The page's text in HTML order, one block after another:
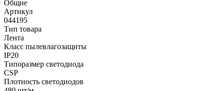
Общие
Артикул
044195
Тип товара
Лента
Класс пылевлагозащиты
IP20
Типоразмер светодиода
CSP
Плотность светодиодов